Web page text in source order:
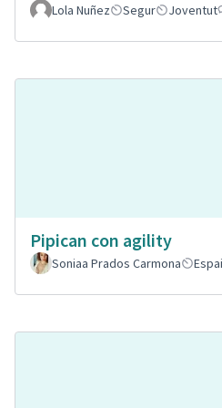
Lola Nuñez Segur Joventut
Pipican con agility
Soniaa Prados Carmona